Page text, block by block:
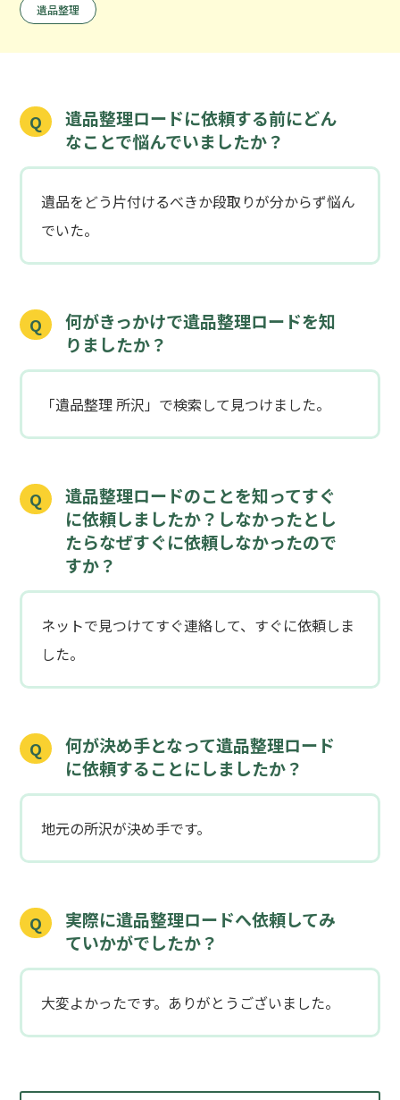
遺品整理
Q
遺品整理ロードに依頼する前にどん
なことで悩んでいましたか？
遺品をどう片付けるべきか段取りが分からず悩ん
でいた。
Q
何がきっかけで遺品整理ロードを知
りましたか？
「遺品整理 所沢」で検索して見つけました。
Q
遺品整理ロードのことを知ってすぐ
に依頼しましたか？しなかったとし
たらなぜすぐに依頼しなかったので
すか？
ネットで見つけてすぐ連絡して、すぐに依頼しま
した。
Q
何が決め手となって遺品整理ロード
に依頼することにしましたか？
地元の所沢が決め手です。
Q
実際に遺品整理ロードへ依頼してみ
ていかがでしたか？
大変よかったです。ありがとうございました。